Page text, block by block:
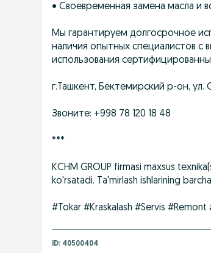
• Своевременная замена масла и
Мы гарантируем долгосрочное
наличия опытных специалистов с
использования
г.Ташкент, Бектемирский р-он, ул.
Звоните: +998 78 120 18 48
***
KCHM GROUP firmasi maxsus
ko'rsatadi. Ta'mirlash ishlarining
#Tokar #Kraskalash #Servis
ID: 40500404